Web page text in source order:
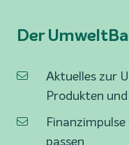
Der
Aktuelles zur
Produkten
passen